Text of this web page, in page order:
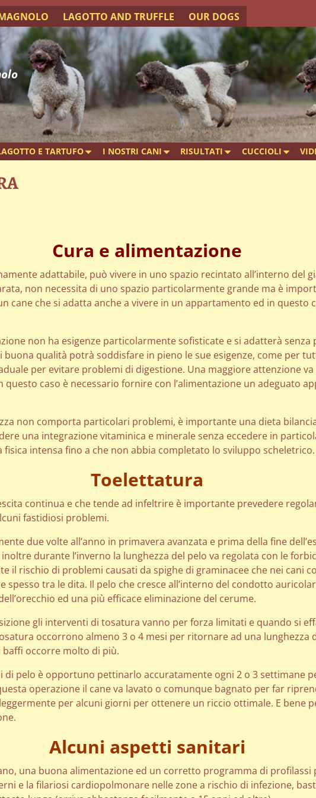
LAGOTTO AND TRUFFLE OUR DOGS
E TARTUFO I NOSTRI CANI RISULTATI CUCCIOLI
Cura e alimentazione
adattabile, può vivere in uno spazio recintato all’interno del
non necessita di uno spazio particolarmente grande ma è
cane che si adatta anche a vivere in un appartamento ed in questo
non ha esigenze particolarmente sofisticate e si adatterà senza
qualità potrà soddisfare in pieno le sue esigenze, come per
per evitare problemi di digestione. Una maggiore attenzione
questo caso è necessario fornire con l’alimentazione un adeguato
non comporta particolari problemi, è importante una dieta
una integrazione vitaminica e minerale senza eccedere in
intensa fino a che non abbia completato lo sviluppo scheletrico.
Toelettatura
continua e che tende ad infeltrire è importante prevedere
fastidiosi problemi.
due volte all’anno in primavera avanzata e prima della fine
durante l’inverno la lunghezza del pelo va regolata con le
il rischio di problemi causati da spighe di graminacee che nei cani
spesso tra le dita. Il pelo che cresce all’interno del condotto
ed una più efficace eliminazione del cerume.
gli interventi di tosatura vanno per forza limitati e quando si
occorrono almeno 3 o 4 mesi per ritornare ad una lunghezza
occorre molto di più.
di pelo è opportuno pettinarlo accuratamente ogni 2 o 3 settimane
operazione il cane va lavato o comunque bagnato per far
per alcuni giorni per ottenere un riccio ottimale. E bene
Alcuni aspetti sanitari
una buona alimentazione ed un corretto programma di
e la filariosi cardiopolmonare nelle zone a rischio di infezione,